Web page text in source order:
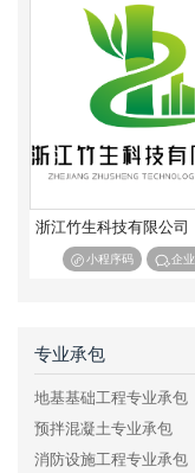
浙江竹生科技有限公司
小程序码 企
专业承包
地基基础工程专业承包
预拌混凝土专业承包
消防设施工程专业承包